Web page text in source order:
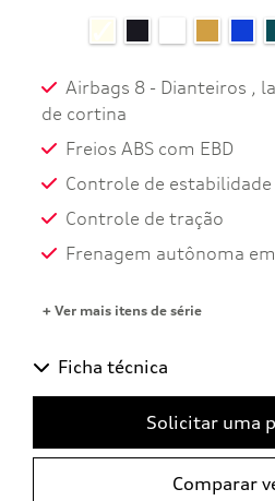
Airbags 8 - Dianteiros ,
de cortina
Freios ABS com EBD
Controle de estabilidade
Controle de tração
Frenagem autônoma
+ Ver mais itens de série
Ficha técnica
Solicitar uma
Comparar